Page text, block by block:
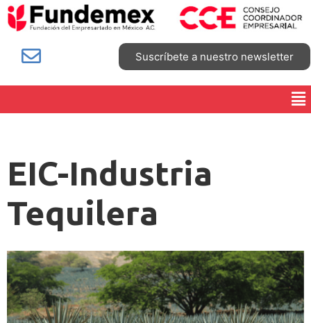
Suscríbete a nuestro newsletter
EIC-Industria
Tequilera